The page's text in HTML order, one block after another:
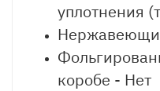
уплотнения
коробе - Нет